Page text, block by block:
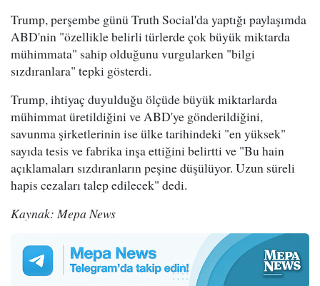
Trump, perşembe günü Truth Social'da yaptığı paylaşımda
ABD'nin "özellikle belirli türlerde çok büyük miktarda
mühimmata" sahip olduğunu vurgularken "bilgi
sızdıranlara" tepki gösterdi.
Trump, ihtiyaç duyulduğu ölçüde büyük miktarlarda
mühimmat üretildiğini ve ABD'ye gönderildiğini,
savunma şirketlerinin ise ülke tarihindeki "en yüksek"
sayıda tesis ve fabrika inşa ettiğini belirtti ve "Bu hain
açıklamaları sızdıranların peşine düşülüyor. Uzun süreli
hapis cezaları talep edilecek" dedi.
Kaynak: Mepa News